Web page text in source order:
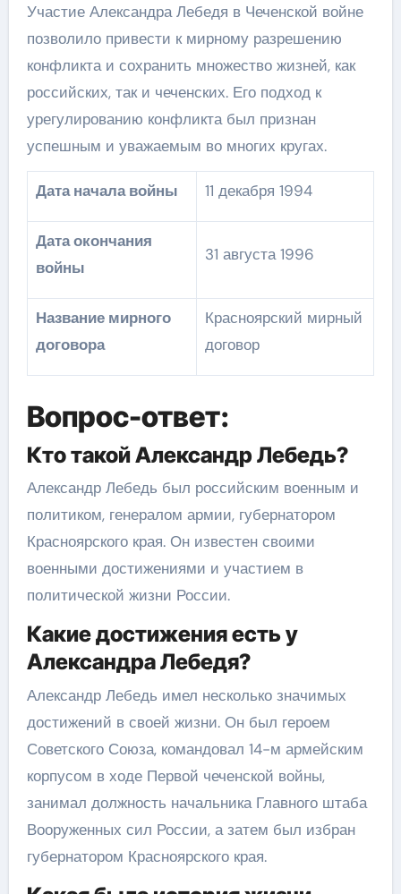
Участие Александра Лебедя в Чеченской войне
позволило привести к мирному разрешению
конфликта и сохранить множество жизней, как
российских, так и чеченских. Его подход к
урегулированию конфликта был признан
успешным и уважаемым во многих кругах.
Дата начала войны 11 декабря 1994
Дата окончания
войны
31 августа 1996
Название мирного
договора
Красноярский мирный
договор
Вопрос-ответ:
Кто такой Александр Лебедь?
Александр Лебедь был российским военным и
политиком, генералом армии, губернатором
Красноярского края. Он известен своими
военными достижениями и участием в
политической жизни России.
Какие достижения есть у
Александра Лебедя?
Александр Лебедь имел несколько значимых
достижений в своей жизни. Он был героем
Советского Союза, командовал 14-м армейским
корпусом в ходе Первой чеченской войны,
занимал должность начальника Главного штаба
Вооруженных сил России, а затем был избран
губернатором Красноярского края.